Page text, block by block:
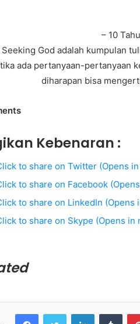
– 10
Seeking God adalah kumpulan
ada pertanyaan-pertanyaan
diharapan bisa
Kebenaran :
to share on Twitter (Opens
to share on Facebook
to share on LinkedIn (Opens
to share on Skype (Opens in